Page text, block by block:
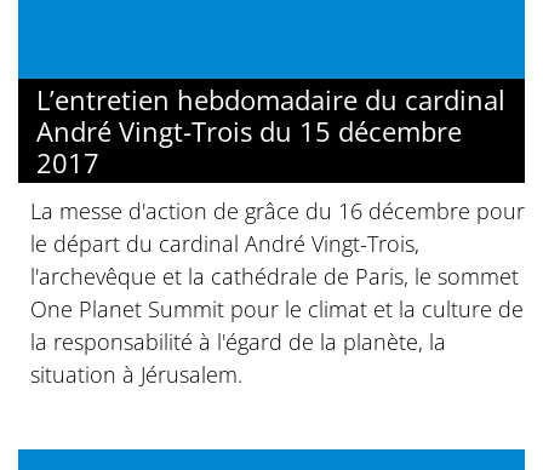
L’entretien hebdomadaire du cardinal
André Vingt-Trois du 15 décembre
2017
La messe d'action de grâce du 16 décembre pour
le départ du cardinal André Vingt-Trois,
l'archevêque et la cathédrale de Paris, le sommet
One Planet Summit pour le climat et la culture de
la responsabilité à l'égard de la planète, la
situation à Jérusalem.